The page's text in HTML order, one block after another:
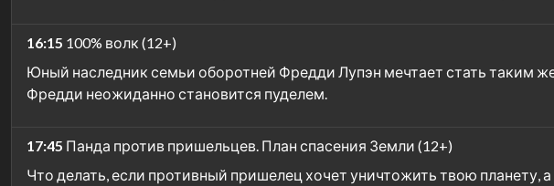
16:15 100% волк (12+)
Юный наследник семьи оборотней Фредди Лупэн мечтает стать таким
Фредди неожиданно становится пуделем.
17:45 Панда против пришельцев. План спасения Земли (12+)
Что делать, если противный пришелец хочет уничтожить твою планету,